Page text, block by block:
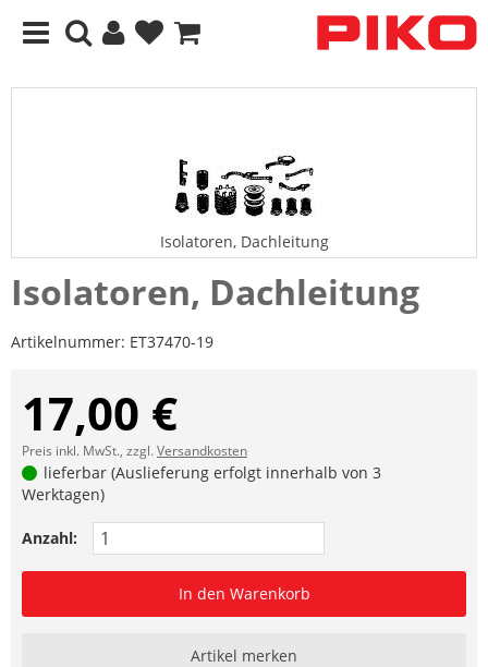
Isolatoren, Dachleitung
Isolatoren, Dachleitung
Artikelnummer: ET37470-19
17,00 €
Preis inkl. MwSt., zzgl.Versandkosten
lieferbar (Auslieferung erfolgt innerhalb von 3
Werktagen)
Anzahl:
In den Warenkorb
Artikel merken